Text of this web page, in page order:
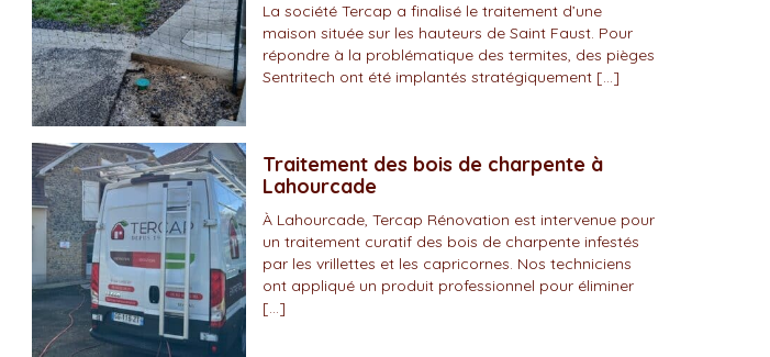
La société Tercap a finalisé le traitement d’une
maison située sur les hauteurs de Saint Faust. Pour
répondre à la problématique des termites, des pièges
Sentritech ont été implantés stratégiquement […]
Traitement des bois de charpente à
Lahourcade
À Lahourcade, Tercap Rénovation est intervenue pour
un traitement curatif des bois de charpente infestés
par les vrillettes et les capricornes. Nos techniciens
ont appliqué un produit professionnel pour éliminer
[…]